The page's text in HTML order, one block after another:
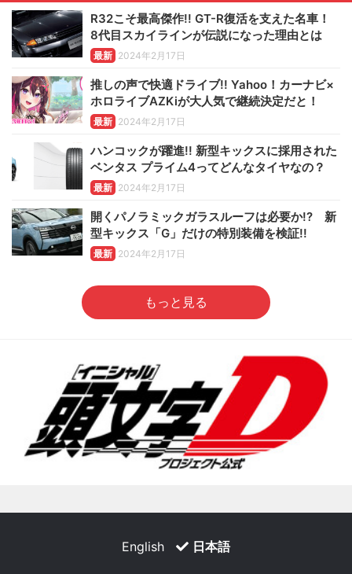
R32こそ最高傑作!! GT-R復活を支えた名車！
8代目スカイラインが伝説になった理由とは
最新 2024年2月17日
推しの声で快適ドライブ!! Yahoo！カーナビ×
ホロライブAZKiが大人気で継続決定だと！
最新 2024年2月17日
ハンコックが躍進!! 新型キックスに採用された
ベンタス プライム4ってどんなタイヤなの？
最新 2024年2月17日
開くパノラミックガラスルーフは必要か!? 新
型キックス「G」だけの特別装備を検証!!
最新 2024年2月17日
もっと見る
English 日本語